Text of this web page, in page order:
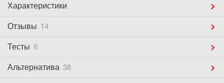
Характеристики
Отзывы 14
Тесты 6
Альтернатива 38